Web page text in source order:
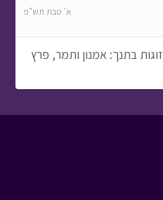
א' טבת תש"פ
אגב אני חושב שטעיתם יש 3 זוגות בתנך: אמנון ותמר, פרץ